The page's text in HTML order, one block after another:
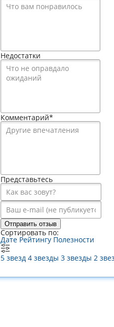
Недостатки
Комментарий*
Представьтесь
Отправить отзыв
Сортировать по:
Дате Рейтингу Полезности
5 звезд 4 звезды 3 звезды 2